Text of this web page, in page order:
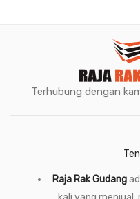
Terhubung dengan
Raja Rak Gudang